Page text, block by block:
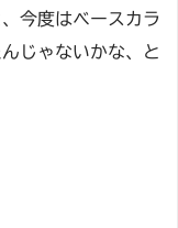
今度はベースカラ
じゃないかな、と